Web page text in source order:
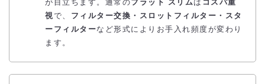
が目立ちます。通常のフラット スリムは コスパ重
視で、
フィルター交換・スロットフィルター・スタ
ーフィルターなど形式によりお手入れ頻度が変わり
ます。